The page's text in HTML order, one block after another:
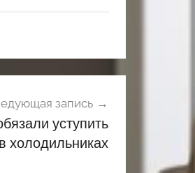
запись
уступить
холодильниках